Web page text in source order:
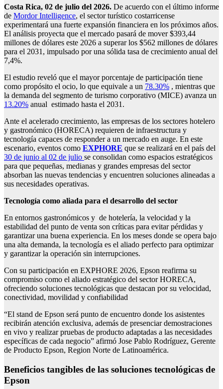
Costa Rica, 02 de julio del 2026. De acuerdo con el último informe
de Mordor Intelligence, el sector turístico costarricense
experimentará una fuerte expansión financiera en los próximos años.
El análisis proyecta que el mercado pasará de mover $393,44
millones de dólares este 2026 a superar los $562 millones de dólares
para el 2031, impulsado por una sólida tasa de crecimiento anual del
7,4%.
El estudio reveló que el mayor porcentaje de participación tiene
como propósito el ocio, lo que equivale a un 78.30% , mientras que
la demanda del segmento de turismo corporativo (MICE) avanza un
13.20% anual estimado hasta el 2031.
Ante el acelerado crecimiento, las empresas de los sectores hotelero
y gastronómico (HORECA) requieren de infraestructura y
tecnología capaces de responder a un mercado en auge. En este
escenario, eventos como EXPHORE que se realizará en el país del
30 de junio al 02 de julio se consolidan como espacios estratégicos
para que pequeñas, medianas y grandes empresas del sector
absorban las nuevas tendencias y encuentren soluciones alineadas a
sus necesidades operativas.
Tecnología como aliada para el desarrollo del sector
En entornos gastronómicos y de hotelería, la velocidad y la
estabilidad del punto de venta son críticas para evitar pérdidas y
garantizar una buena experiencia. En los meses donde se opera bajo
una alta demanda, la tecnología es el aliado perfecto para optimizar
y garantizar la operación sin interrupciones.
Con su participación en EXPHORE 2026, Epson reafirma su
compromiso como el aliado estratégico del sector HORECA,
ofreciendo soluciones tecnológicas que destacan por su velocidad,
conectividad, movilidad y confiabilidad
“El stand de Epson será punto de encuentro donde los asistentes
recibirán atención exclusiva, además de presenciar demostraciones
en vivo y realizar pruebas de producto adaptadas a las necesidades
específicas de cada negocio” afirmó Jose Pablo Rodríguez, Gerente
de Producto Epson, Region Norte de Latinoamérica.
Beneficios tangibles de las soluciones tecnológicas de
Epson